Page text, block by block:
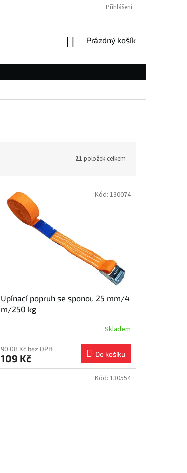
Přihlášení
NÁKUPNÍ
Prázdný košík
21 položek celkem
Upínací popruh se sponou 25 mm/4
m/250 kg
Skladem
90,08 Kč bez DPH
109 Kč Do košíku
Kód: 130074
Kód: 130554